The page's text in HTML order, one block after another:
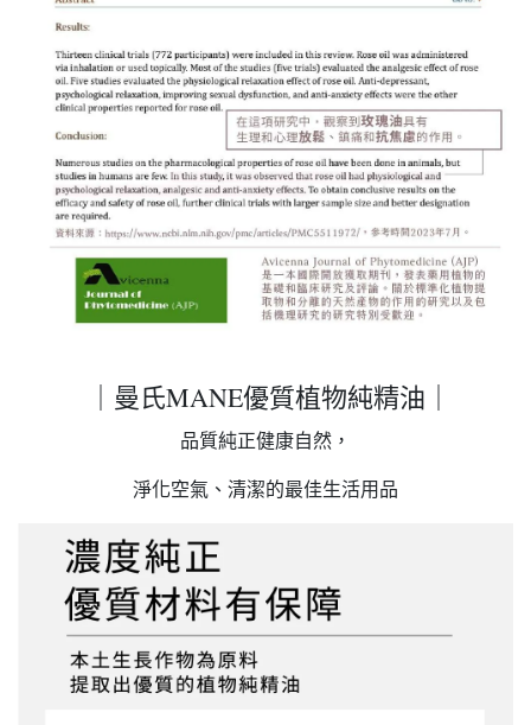
｜曼氏MANE優質植物純精油｜
品質純正健康自然，
淨化空氣、清潔的最佳生活用品